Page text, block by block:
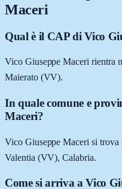
Maceri
Qual è il CAP di Vico
Vico Giuseppe Maceri rientra
Maierato (VV).
In quale comune e
Maceri?
Vico Giuseppe Maceri si
Valentia (VV), Calabria.
Come si arriva a Vico